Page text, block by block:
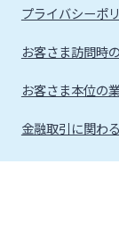
プライバシーポ
お客さま訪問時
お客さま本位の
金融取引に関わ
金融取引に関わ